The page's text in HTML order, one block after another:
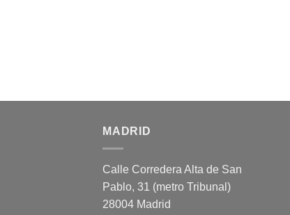
MADRID
Calle Corredera Alta de San
Pablo, 31 (metro Tribunal)
28004 Madrid